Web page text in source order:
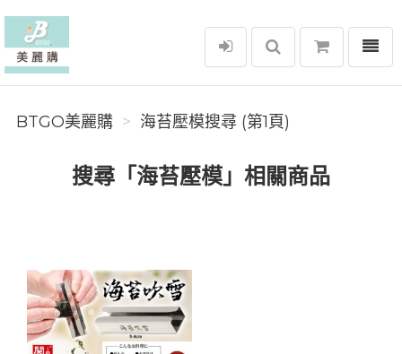
BTGO美麗購
選單
BTGO美麗購 海苔壓模搜尋 (第1頁)
搜尋「海苔壓模」相關商品